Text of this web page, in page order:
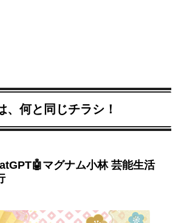
、何と同じチラシ！
マグナム小林 芸能生活